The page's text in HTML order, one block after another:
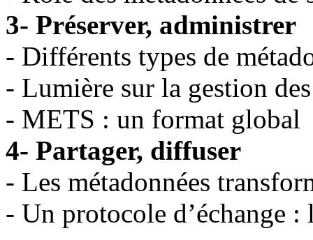
3- Préserver, administrer
- Différents types de
- Lumière sur la gestion
- METS : un format global
4- Partager, diffuser
- Les métadonnées
- Un protocole d’échange :